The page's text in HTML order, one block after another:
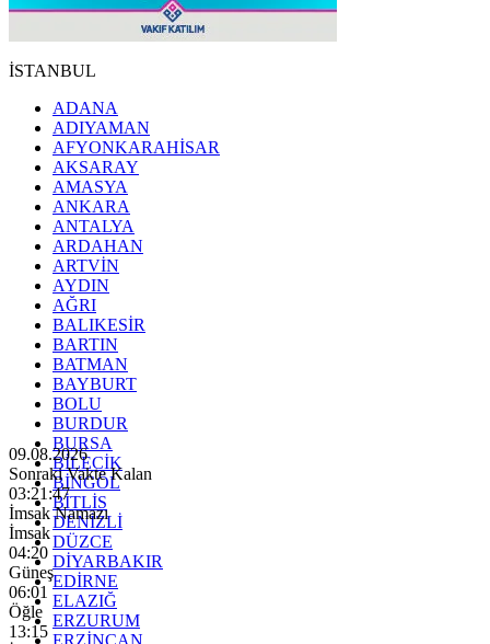
İSTANBUL
ADANA
ADIYAMAN
AFYONKARAHİSAR
AKSARAY
AMASYA
ANKARA
ANTALYA
ARDAHAN
ARTVİN
AYDIN
AĞRI
BALIKESİR
BARTIN
BATMAN
BAYBURT
BOLU
BURDUR
BURSA
BİLECİK
BİNGÖL
BİTLİS
DENİZLİ
DÜZCE
DİYARBAKIR
EDİRNE
ELAZIĞ
ERZURUM
ERZİNCAN
09.08.2026
Sonraki Vakte Kalan
03:21:45
İmsak Namazı
İmsak
04:20
Güneş
06:01
Öğle
13:15